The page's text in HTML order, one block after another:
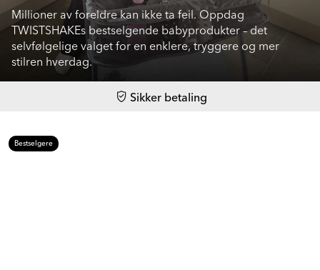
Millioner av foreldre kan ikke ta feil. Oppdag
TWISTSHAKEs bestselgende babyprodukter – det
selvfølgelige valget for en enklere, tryggere og mer
stilren hverdag.
Sikker betaling
Bestselgere